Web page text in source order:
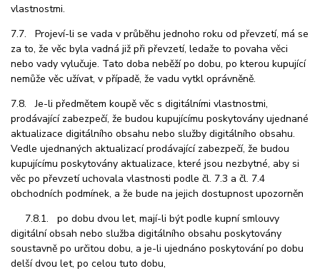
vlastnostmi.
7.7. Projeví-li se vada v průběhu jednoho roku od převzetí, má se
za to, že věc byla vadná již při převzetí, ledaže to povaha věci
nebo vady vylučuje. Tato doba neběží po dobu, po kterou kupující
nemůže věc užívat, v případě, že vadu vytkl oprávněně.
7.8. Je-li předmětem koupě věc s digitálními vlastnostmi,
prodávající zabezpečí, že budou kupujícímu poskytovány ujednané
aktualizace digitálního obsahu nebo služby digitálního obsahu.
Vedle ujednaných aktualizací prodávající zabezpečí, že budou
kupujícímu poskytovány aktualizace, které jsou nezbytné, aby si
věc po převzetí uchovala vlastnosti podle čl. 7.3 a čl. 7.4
obchodních podmínek, a že bude na jejich dostupnost upozorněn
7.8.1. po dobu dvou let, mají-li být podle kupní smlouvy
digitální obsah nebo služba digitálního obsahu poskytovány
soustavně po určitou dobu, a je-li ujednáno poskytování po dobu
delší dvou let, po celou tuto dobu,